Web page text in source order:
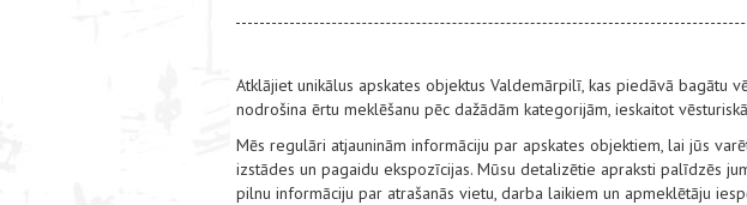
Atklājiet unikālus apskates objektus Valdemārpilī, kas piedāvā bagātu
nodrošina ērtu meklēšanu pēc dažādām kategorijām, ieskaitot
Mēs regulāri atjauninām informāciju par apskates objektiem, lai jūs
izstādes un pagaidu ekspozīcijas. Mūsu detalizētie apraksti palīdzēs
pilnu informāciju par atrašanās vietu, darba laikiem un apmeklētāju